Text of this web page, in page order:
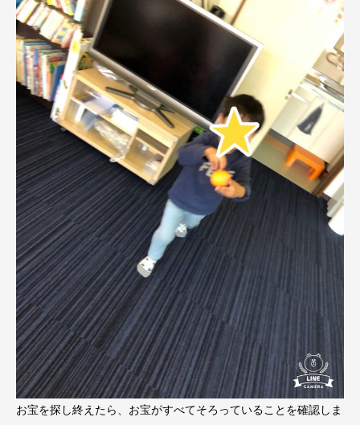
お宝を探し終えたら、お宝がすべてそろっていることを確認しま